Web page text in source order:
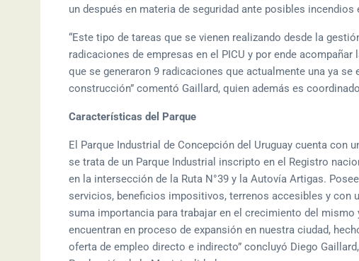
un después en materia de seguridad ante posibles incendios
“Este tipo de tareas que se vienen realizando desde la
radicaciones de empresas en el PICU y por ende
que se generaron 9 radicaciones que actualmente una ya
construcción” comentó Gaillard, quien además es
Características del Parque
El Parque Industrial de Concepción del Uruguay cuenta con
se trata de un Parque Industrial inscripto en el Registro
en la intersección de la Ruta N°39 y la Autovía Artigas.
servicios, beneficios impositivos, terrenos accesibles y con
suma importancia para trabajar en el crecimiento del
encuentran en proceso de expansión en nuestra ciudad,
oferta de empleo directo e indirecto” concluyó Diego